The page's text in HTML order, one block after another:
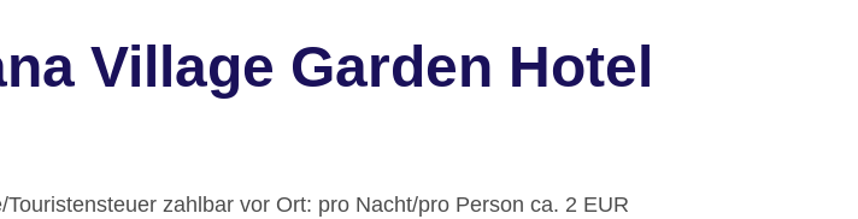
Village Garden Hotel
Touristensteuer zahlbar vor Ort: pro Nacht/pro Person ca. 2 EUR